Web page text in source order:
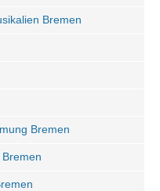
Bremen
Bremen